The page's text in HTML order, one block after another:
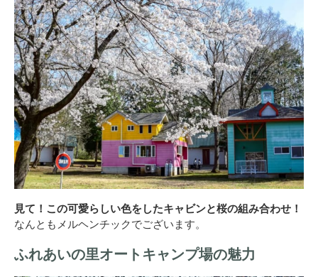
見て！この可愛らしい色をしたキャビンと桜の組み合わせ！
なんともメルヘンチックでございます。
ふれあいの里オートキャンプ場の魅力